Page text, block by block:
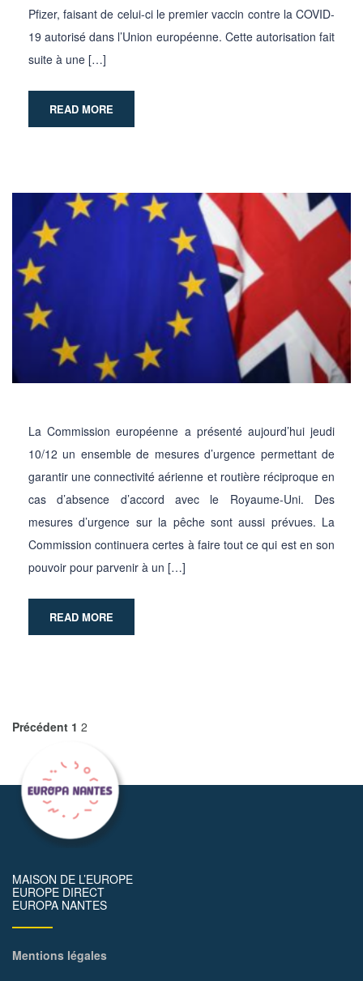
Pfizer, faisant de celui-ci le premier vaccin contre la COVID-
19 autorisé dans l’Union européenne. Cette autorisation fait
suite à une […]
READ MORE
La Commission européenne a présenté aujourd’hui jeudi
10/12 un ensemble de mesures d’urgence permettant de
garantir une connectivité aérienne et routière réciproque en
cas d’absence d’accord avec le Royaume-Uni. Des
mesures d’urgence sur la pêche sont aussi prévues. La
Commission continuera certes à faire tout ce qui est en son
pouvoir pour parvenir à un […]
READ MORE
Précédent 1 2
MAISON DE L’EUROPE
EUROPE DIRECT
EUROPA NANTES
Mentions légales